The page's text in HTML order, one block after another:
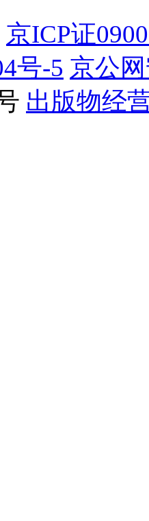
京ICP证
号-5 京公
出版物经